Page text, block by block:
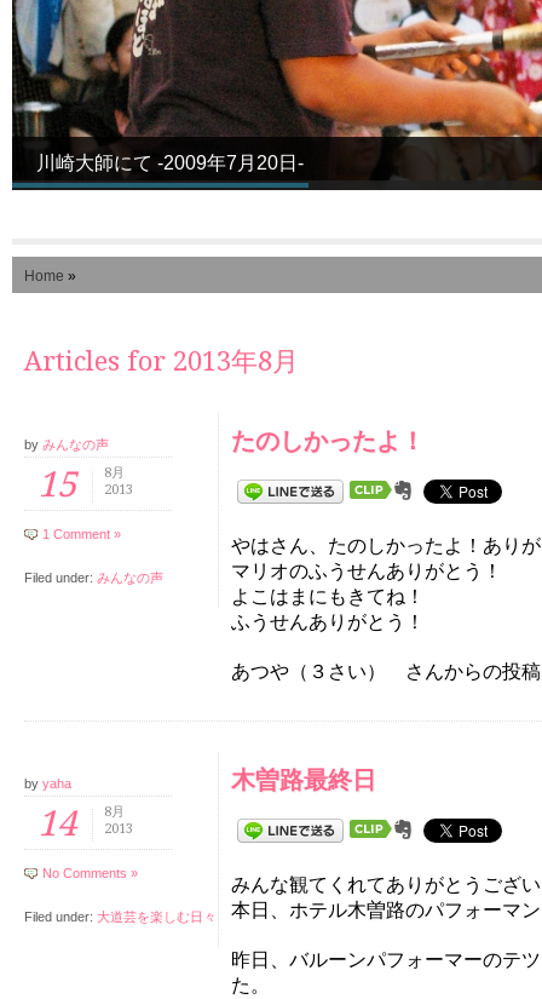
川崎大師にて -2009年7月20日-
Home »
Articles for 2013年8月
by みんなの声
15
8月
2013
1 Comment »
Filed under: みんなの声
たのしかったよ！
やはさん、たのしかったよ！あり
マリオのふうせんありがとう！
よこはまにもきてね！
ふうせんありがとう！
あつや（３さい） さんからの投稿
by yaha
14
8月
2013
No Comments »
Filed under: 大道芸を楽しむ日々
木曽路最終日
みんな観てくれてありがとうござ
本日、ホテル木曽路のパフォーマ
昨日、バルーンパフォーマーのテ
た。